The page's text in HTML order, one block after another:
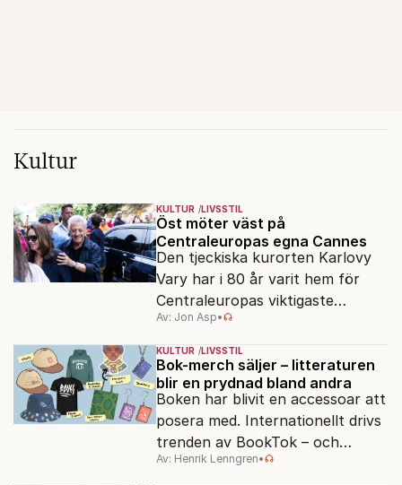
Kultur
KULTUR LIVSSTIL
Öst möter väst på
Centraleuropas egna Cannes
Den tjeckiska kurorten Karlovy
Vary har i 80 år varit hem för
Centraleuropas viktigaste
filmfestival – en plats där
Hollywoodglans möter
egensinnighet.
Av: Jon Asp•
KULTUR LIVSSTIL
Bok-merch säljer – litteraturen
blir en prydnad bland andra
Boken har blivit en accessoar att
posera med. Internationellt drivs
trenden av BookTok – och
förlagen följer efter.
Av: Henrik Lenngren•